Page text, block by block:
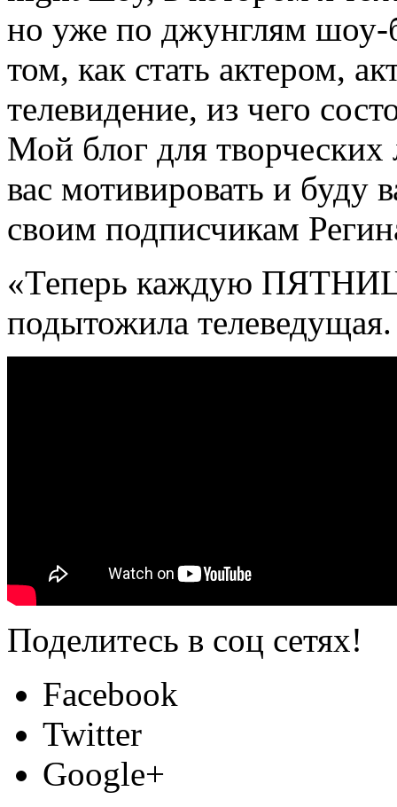
но уже по джунглям шоу-
том, как стать актером,
телевидение, из чего
Мой блог для
вас мотивировать и буду
своим подписчикам
«Теперь каждую
подытожила телеведущая.
Поделитесь в соц сетях!
Facebook
Twitter
Google+